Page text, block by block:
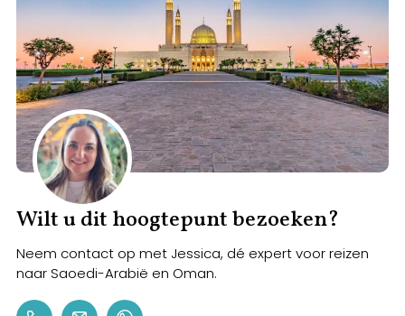
Wilt u dit hoogtepunt bezoeken?
Neem contact op met Jessica, dé expert voor reizen
naar Saoedi-Arabië en Oman.